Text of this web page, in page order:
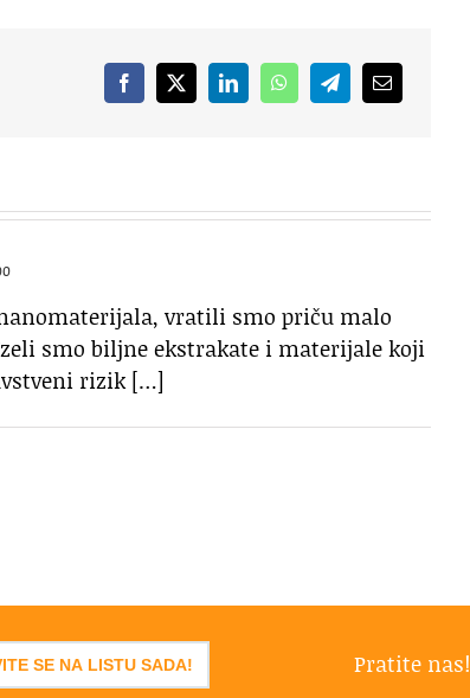
Facebook
X LinkedInWhatsAppTelegramEmail
vratili smo priču malo
smo biljne ekstrakate i materijale koji
rizik […]
SE NA LISTU SADA! Pratite nas!